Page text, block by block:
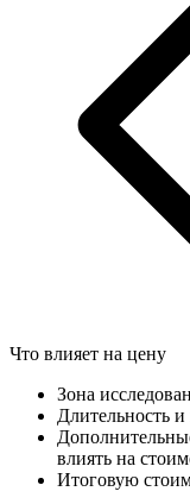
Что влияет на цену
Зона
Длительность
влиять на
Итоговую